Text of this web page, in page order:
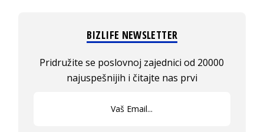
BIZLIFE NEWSLETTER
Pridružite se poslovnoj zajednici od 20000
najuspešnijih i čitajte nas prvi